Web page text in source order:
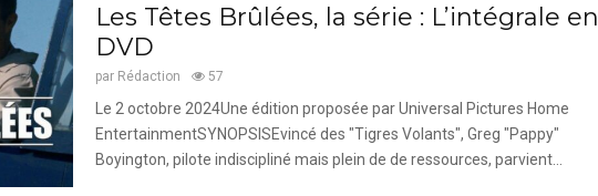
Les Têtes Brûlées, la série : L’intégrale en
DVD
par Rédaction 57
Le 2 octobre 2024Une édition proposée par Universal Pictures Home
EntertainmentSYNOPSISEvincé des "Tigres Volants", Greg "Pappy"
Boyington, pilote indiscipliné mais plein de de ressources, parvient...